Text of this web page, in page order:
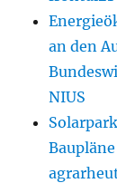
an den
NIUS